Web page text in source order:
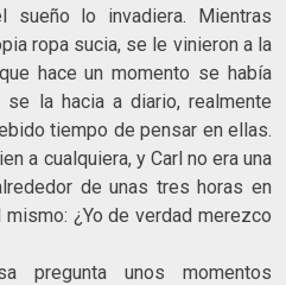
lo invadiera. Mientras
ropa sucia, se le vinieron a la
hace un momento se había
se la hacia a diario, realmente
tiempo de pensar en ellas.
a cualquiera, y Carl no era una
de unas tres horas en
¿Yo de verdad merezco
pregunta unos momentos